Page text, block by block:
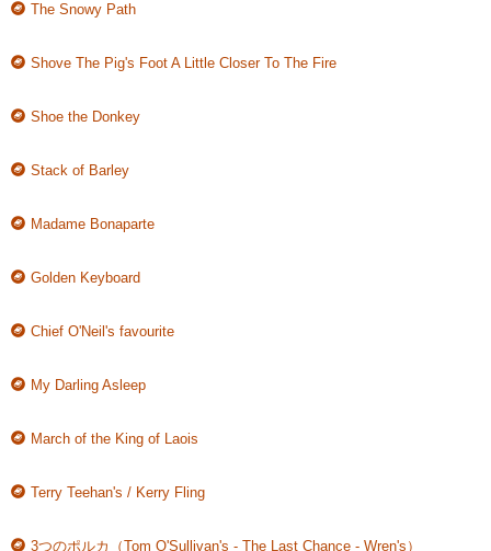
The Snowy Path
Shove The Pig's Foot A Little Closer To The Fire
Shoe the Donkey
Stack of Barley
Madame Bonaparte
Golden Keyboard
Chief O'Neil's favourite
My Darling Asleep
March of the King of Laois
Terry Teehan's / Kerry Fling
3つのポルカ（Tom O'Sullivan's - The Last Chance - Wren's）